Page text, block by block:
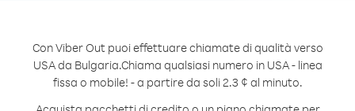
Con Viber Out puoi effettuare chiamate di qualità verso
USA da Bulgaria.Chiama qualsiasi numero in USA - linea
fissa o mobile! - a partire da soli 2.3 ¢ al minuto.